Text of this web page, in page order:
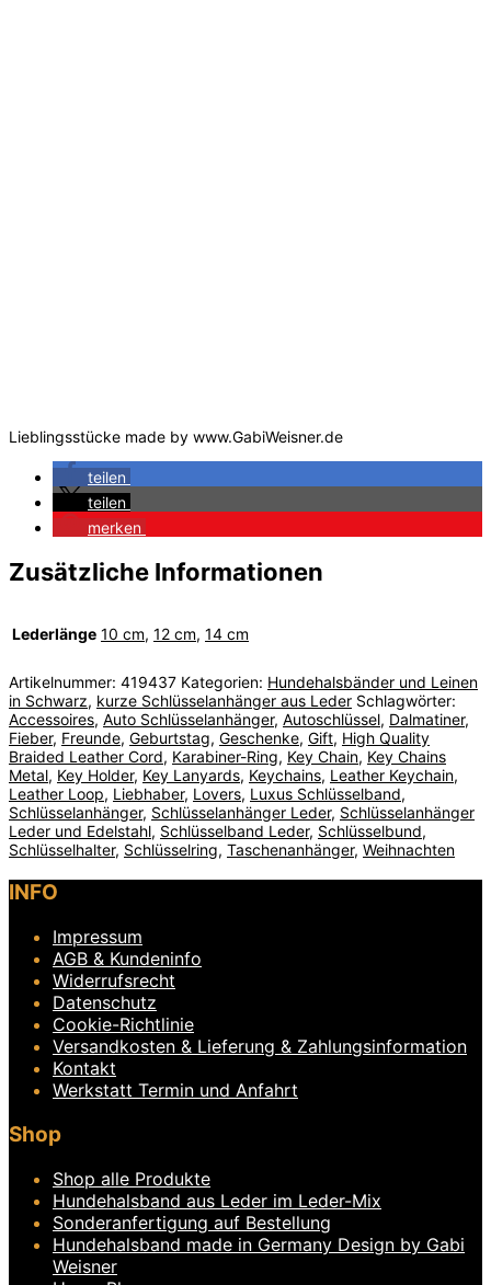
Lieblingsstücke made by www.GabiWeisner.de
teilen
teilen
merken
Zusätzliche Informationen
Lederlänge 10 cm, 12 cm, 14 cm
Artikelnummer: 419437 Kategorien: Hundehalsbänder und Leinen
in Schwarz, kurze Schlüsselanhänger aus Leder Schlagwörter:
Accessoires, Auto Schlüsselanhänger, Autoschlüssel, Dalmatiner,
Fieber, Freunde, Geburtstag, Geschenke, Gift, High Quality
Braided Leather Cord, Karabiner-Ring, Key Chain, Key Chains
Metal, Key Holder, Key Lanyards, Keychains, Leather Keychain,
Leather Loop, Liebhaber, Lovers, Luxus Schlüsselband,
Schlüsselanhänger, Schlüsselanhänger Leder, Schlüsselanhänger
Leder und Edelstahl, Schlüsselband Leder, Schlüsselbund,
Schlüsselhalter, Schlüsselring, Taschenanhänger, Weihnachten
INFO
Impressum
AGB & Kundeninfo
Widerrufsrecht
Datenschutz
Cookie-Richtlinie
Versandkosten & Lieferung & Zahlungsinformation
Kontakt
Werkstatt Termin und Anfahrt
Shop
Shop alle Produkte
Hundehalsband aus Leder im Leder-Mix
Sonderanfertigung auf Bestellung
Hundehalsband made in Germany Design by Gabi
Weisner